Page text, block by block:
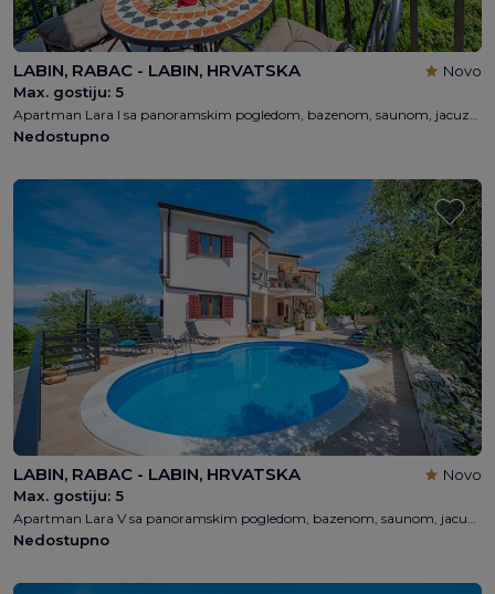
LABIN, RABAC - LABIN, HRVATSKA
Novo
Max. gostiju: 5
Apartman Lara I sa panoramskim pogledom, bazenom, saunom, jacuzzijem, 2 spavaća soba, 1 kupaonica, 4+1 osobe, besplatni WI-FI, 1km od plaže
Nedostupno
LABIN, RABAC - LABIN, HRVATSKA
Novo
Max. gostiju: 5
Apartman Lara V sa panoramskim pogledom, bazenom, saunom, jacuzzijem, 2 spavaća soba, 1 kupaonica, 4 + 1 osobe, besplatni WI-FI, 1km od plaže
Nedostupno